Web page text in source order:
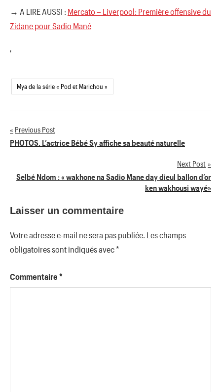
→ A LIRE AUSSI : Mercato – Liverpool: Première offensive du
Zidane pour Sadio Mané
'
Mya de la série « Pod et Marichou »
Navigation
l’article
Previous Post
PHOTOS. L’actrice Bébé Sy affiche sa beauté naturelle
Next Post
Selbé Ndom : « wakhone na Sadio Mane day dieul ballon d’or
ken wakhousi wayé»
Laisser un commentaire
Votre adresse e-mail ne sera pas publiée. Les champs
obligatoires sont indiqués avec*
Commentaire *